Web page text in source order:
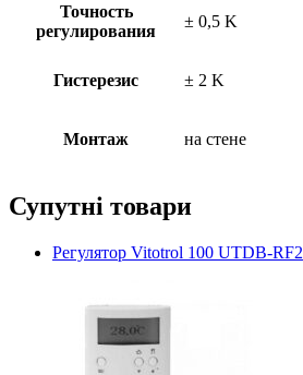
Точность
регулирования
± 0,5 K
Гистерезис ± 2 K
Монтаж на стене
Супутні товари
Регулятор Vitotrol 100 UTDB-RF2